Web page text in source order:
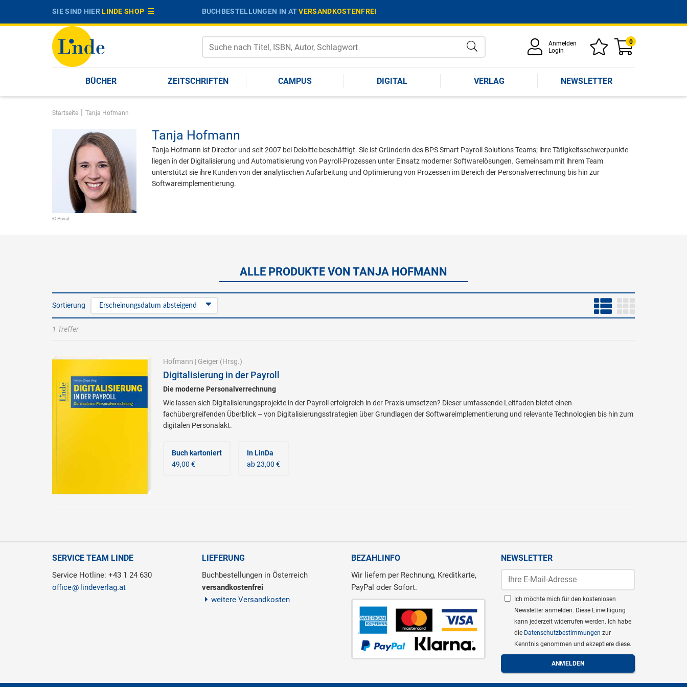
SIE SIND HIERLINDE SHOP BUCHBESTELLUNGEN IN ATVERSANDKOSTENFREI
Anmelden
Login
0
BÜCHER ZEITSCHRIFTEN CAMPUS DIGITAL VERLAG NEWSLETTER
Startseite | Tanja Hofmann
© Privat
Tanja Hofmann
Tanja Hofmann ist Director und seit 2007 bei Deloitte beschäftigt. Sie ist Gründerin des BPS Smart Payroll Solutions Teams; ihre Tätigkeitsschwerpunkte
liegen in der Digitalisierung und Automatisierung von Payroll-Prozessen unter Einsatz moderner Softwarelösungen. Gemeinsam mit ihrem Team
unterstützt sie ihre Kunden von der analytischen Aufarbeitung und Optimierung von Prozessen im Bereich der Personalverrechnung bis hin zur
Softwareimplementierung.
ALLE PRODUKTE VON TANJA HOFMANN
Sortierung Erscheinungsdatum absteigend
1 Treffer
Hofmann | Geiger(Hrsg.)
Digitalisierung in der Payroll
Die moderne Personalverrechnung
Wie lassen sich Digitalisierungsprojekte in der Payroll erfolgreich in der Praxis umsetzen? Dieser umfassende Leitfaden bietet einen
fachübergreifenden Überblick – von Digitalisierungsstrategien über Grundlagen der Softwareimplementierung und relevante Technologien bis hin zum
digitalen Personalakt.
Buch kartoniert
49,00 €
In LinDa
ab 23,00 €
SERVICE TEAM LINDE
Service Hotline: +43 1 24 630
office
lindeverlag.at
LIEFERUNG
Buchbestellungen in Österreich
versandkostenfrei
weitere Versandkosten
BEZAHLINFO
Wir liefern per Rechnung, Kreditkarte,
PayPal oder Sofort.
NEWSLETTER
Ich möchte mich für den kostenlosen
Newsletter anmelden. Diese Einwilligung
kann jederzeit widerrufen werden. Ich habe
die Datenschutzbestimmungen zur
Kenntnis genommen und akzeptiere diese.